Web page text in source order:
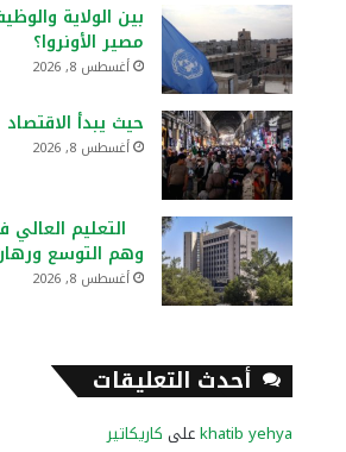
بين الولاية
مصير الأونروا؟
أغسطس 8, 2026
حيث يبدأ الاقتصاد
أغسطس 8, 2026
التعليم
وهم التوسع
أغسطس 8, 2026
أحدث التعليقات
khatib yehyaعلى كاريكاتير